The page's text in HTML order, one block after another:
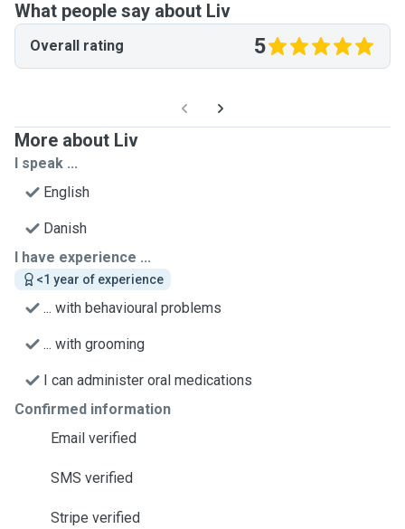
What people say about Liv
Overall rating 5
More about Liv
I speak ...
English
Danish
I have experience ...
<1 year of experience
... with behavioural problems
... with grooming
I can administer oral medications
Confirmed information
Email verified
SMS verified
Stripe verified